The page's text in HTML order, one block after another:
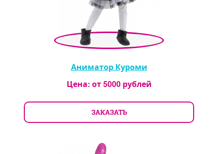
Аниматор Куроми
Цена: от5000рублей
ЗАКАЗАТЬ